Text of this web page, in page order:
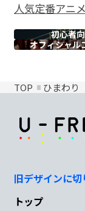
人気定番アニメ
初心者
オフィシャル
TOP ひまわり
旧デザインに切
トップ